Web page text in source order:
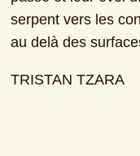
serpent vers les
au delà des
TRISTAN TZARA